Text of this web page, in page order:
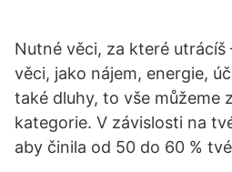
Nutné věci, za které utrácíš
věci, jako nájem, energie,
také dluhy, to vše můžeme
kategorie. V závislosti na
aby činila od 50 do 60 %